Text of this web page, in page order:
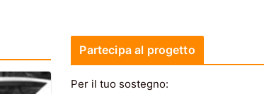
Partecipa al progetto
Per il tuo sostegno: